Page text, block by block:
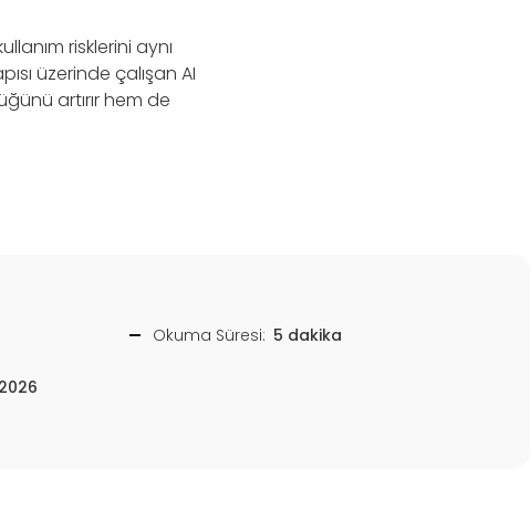
risklerini aynı
üzerinde çalışan AI
artırır hem de
Okuma Süresi: 5 dakika